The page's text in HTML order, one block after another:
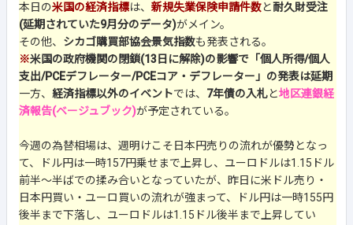
本日の米国の経済指標は、 新規失業保険申請件数と耐久財受注
(延期されていた9月分のデータ)がメイン。
その他、 シカゴ購買部協会景気指数も発表される。
※米国の政府機関の閉鎖(13日に解除)の影響で「個人所得/個人
支出/PCEデフレーター/PCEコア・デフレーター」の発表は延期
一方、 経済指標以外のイベントでは、 7年債の入札と地区連銀経
済報告(ベージュブック)が予定されている。
今週の為替相場は、週明けこそ日本円売りの流れが優勢となっ
て、ドル円は一時157円乗せまで上昇し、ユーロドルは1.15ドル
前半～半ばでの揉み合いとなっていたが、昨日に米ドル売り・
日本円買い・ユーロ買いの流れが強まって、ドル円は一時155円
後半まで下落し、ユーロドルは1.15ドル後半まで上昇してい